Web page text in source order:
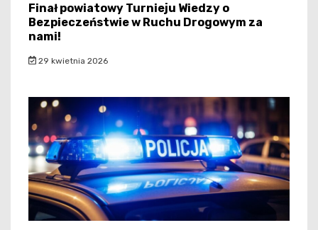
Finał powiatowy Turnieju Wiedzy o
Bezpieczeństwie w Ruchu Drogowym za
nami!
29 kwietnia 2026